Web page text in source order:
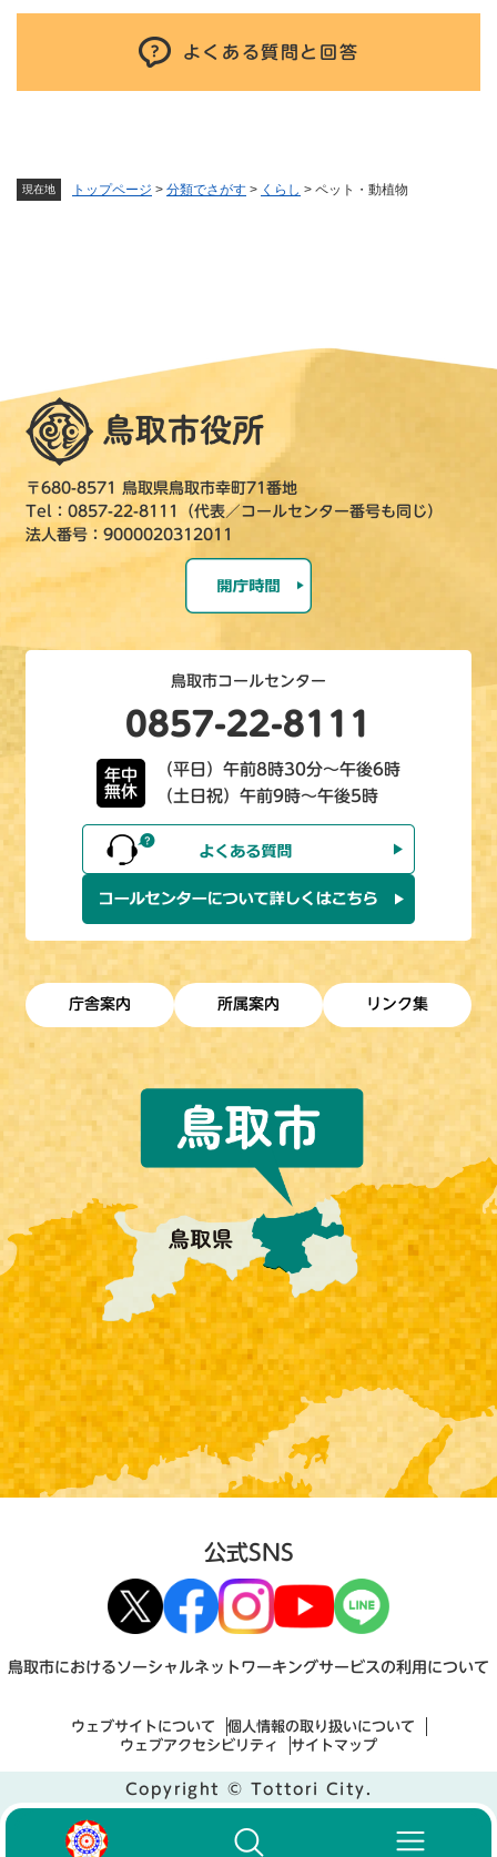
現在地 トップページ > 分類でさがす > くらし > ペット・動植物
よくある質問と回答
〒680-8571 鳥取県鳥取市幸町71番地
Tel：0857-22-8111（代表／コールセンター番号も同じ）
法人番号：9000020312011
鳥取市コールセンター
0857-22-8111
年中
無休
（平日）午前8時30分～午後6時
（土日祝）午前9時～午後5時
庁舎案内 所属案内 リンク集
公式SNS
鳥取市におけるソーシャルネットワーキングサービスの利用について
ウェブサイトについて
個人情報の取り扱いについて
ウェブアクセシビリティ
サイトマップ
Copyright © Tottori City.